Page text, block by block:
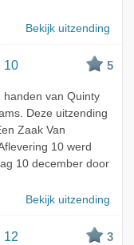
Bekijk uitzending
10 5
handen van Quinty
Deze uitzending
Zaak Van
10 werd
10 december door
Bekijk uitzending
12 3